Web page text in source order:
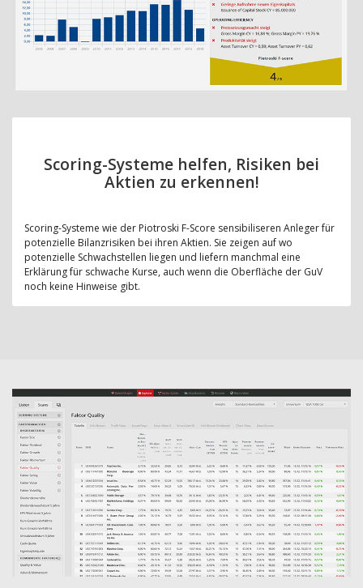
Scoring-Systeme helfen, Risiken bei
Aktien zu erkennen!
Scoring-Systeme wie der Piotroski F-Score sensibiliseren Anleger für
potenzielle Bilanzrisiken bei ihren Aktien. Sie zeigen auf wo
potenzielle Schwachstellen liegen und liefern manchmal eine
Erklärung für schwache Kurse, auch wenn die Oberfläche der GuV
noch keine Hinweise gibt.